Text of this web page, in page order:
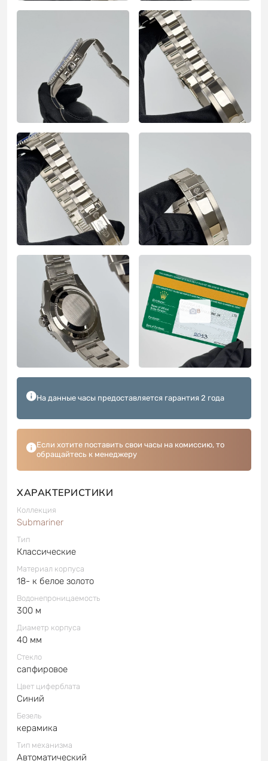
8
На данные часы предоставляется гарантия 2 года
Если хотите поставить свои часы на комиссию, то
обращайтесь к менеджеру
ХАРАКТЕРИСТИКИ
Коллекция
Submariner
Тип
Классические
Материал корпуса
18- к белое золото
Водонепроницаемость
300 м
Диаметр корпуса
40 мм
Стекло
сапфировое
Цвет циферблата
Синий
Безель
керамика
Тип механизма
Автоматический